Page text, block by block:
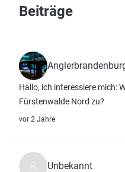
Beiträge
Hallo, ich interessiere mich:
Fürstenwalde Nord zu?
vor 2 Jahre
Unbekannt